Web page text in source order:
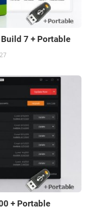
7 + Portable
+ Portable